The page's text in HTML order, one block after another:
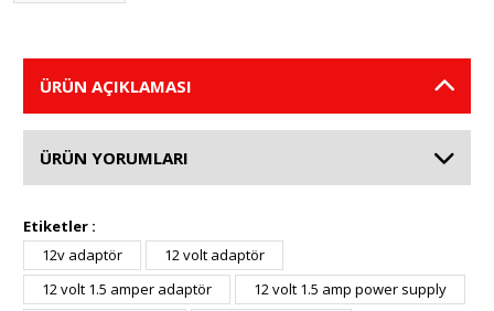
ÜRÜN AÇIKLAMASI
ÜRÜN YORUMLARI
Etiketler :
12v adaptör
12 volt adaptör
12 volt 1.5 amper adaptör
12 volt 1.5 amp power supply